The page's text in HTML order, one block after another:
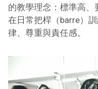
的教學理念：標準高、
在日常把桿（barre）
律、尊重與責任感。